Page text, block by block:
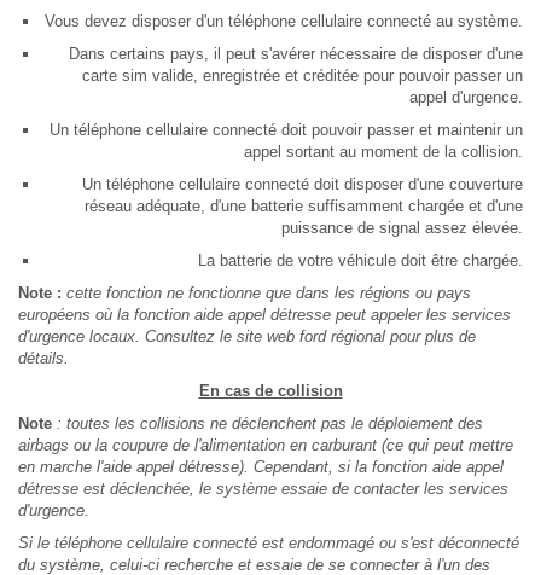
Vous devez disposer d'un téléphone cellulaire connecté au système.
Dans certains pays, il peut s'avérer nécessaire de disposer d'une
carte sim valide, enregistrée et créditée pour pouvoir passer un
appel d'urgence.
Un téléphone cellulaire connecté doit pouvoir passer et maintenir un
appel sortant au moment de la collision.
Un téléphone cellulaire connecté doit disposer d'une couverture
réseau adéquate, d'une batterie suffisamment chargée et d'une
puissance de signal assez élevée.
La batterie de votre véhicule doit être chargée.
Note : cette fonction ne fonctionne que dans les régions ou pays
européens où la fonction aide appel détresse peut appeler les services
d'urgence locaux. Consultez le site web ford régional pour plus de
détails.
En cas de collision
Note : toutes les collisions ne déclenchent pas le déploiement des
airbags ou la coupure de l'alimentation en carburant (ce qui peut mettre
en marche l'aide appel détresse). Cependant, si la fonction aide appel
détresse est déclenchée, le système essaie de contacter les services
d'urgence.
Si le téléphone cellulaire connecté est endommagé ou s'est déconnecté
du système, celui-ci recherche et essaie de se connecter à l'un des